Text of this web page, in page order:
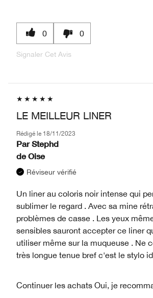
0 0
Signaler Cet Avis
LE MEILLEUR LINER
Rédigé le 18/11/2023
Par Stephd
de Oise
Réviseur vérifié
Un liner au coloris noir intense qui
sublimer le regard . Avec sa mine
problèmes de casse . Les yeux
sensibles sauront accepter ce liner
utiliser même sur la muqueuse . Ne
très longue tenue bref c'est le stylo
Continuer les achats Oui, je